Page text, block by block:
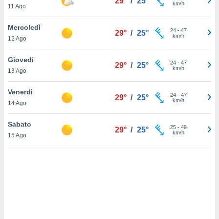
cookie
il tuo
in
web.
11 Ago
km/h
Mercoledì
12 Ago
29° / 25° 24- 47
km/h
Giovedi
13 Ago
29° / 25° 24- 47
km/h
Venerdì
14 Ago
29° / 25° 24- 47
km/h
Sabato
15 Ago
29° / 25° 25- 49
km/h